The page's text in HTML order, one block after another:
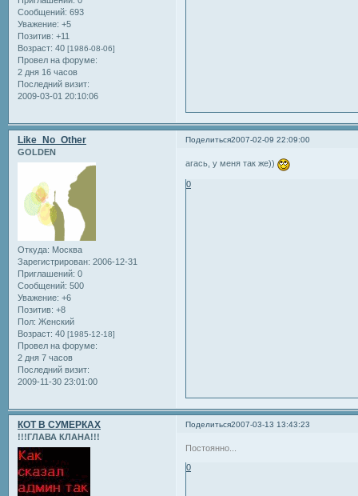
Сообщений: 693
Уважение: +5
Позитив: +11
Возраст: 40 [1986-08-06]
Провел на форуме:
2 дня 16 часов
Последний визит:
2009-03-01 20:10:06
Поделиться2007-02-09 22:09:00
Like_No_Other
GOLDEN
Откуда: Москва
Зарегистрирован: 2006-12-31
Приглашений: 0
Сообщений: 500
Уважение: +6
Позитив: +8
Пол: Женский
Возраст: 40 [1985-12-18]
Провел на форуме:
2 дня 7 часов
Последний визит:
2009-11-30 23:01:00
агась, у меня так же))
0
Поделиться2007-03-13 13:43:23
КОТ В СУМЕРКАХ
!!!ГЛАВА КЛАНА!!!
Постоянно...
0